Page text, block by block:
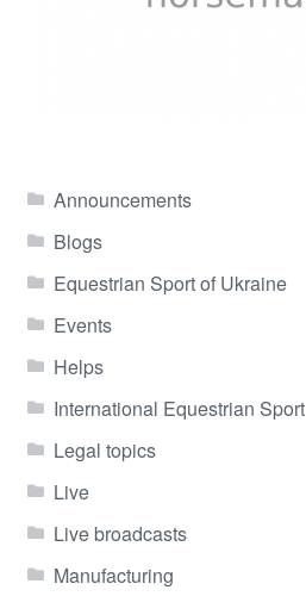
Announcements
Blogs
Equestrian Sport of Ukraine
Events
Helps
International Equestrian Sport
Legal topics
Live
Live broadcasts
Manufacturing